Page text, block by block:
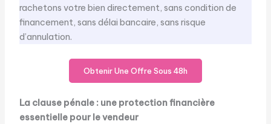
rachetons votre bien directement, sans condition de
financement, sans délai bancaire, sans risque
d’annulation.
Obtenir Une Offre Sous 48h
La clause pénale : une protection financière
essentielle pour le vendeur